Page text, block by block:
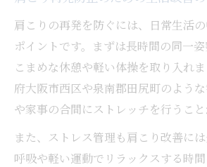
肩こりの再発を防ぐには、日常生活
ポイントです。まずは長時間の同一姿
こまめな休憩や軽い体操を取り入れ
府大阪市西区や泉南郡田尻町のよう
や家事の合間にストレッチを行うこと
また、ストレス管理も肩こり改善に
呼吸や軽い運動でリラックスする時